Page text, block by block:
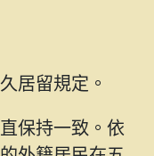
居留規定。
保持一致。依